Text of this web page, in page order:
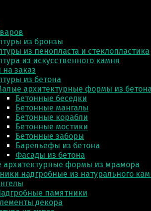
из бронзы
из пенопласта и стеклопластика
из искусственного камня
заказ
из бетона
архитектурные формы из бетона
Бетонные беседки
Бетонные мангалы
Бетонные корабли
Бетонные мостики
Бетонные заборы
Барельефы из бетона
Фасады из бетона
архитектурные формы из мрамора
надгробные из натурального
памятники
декора